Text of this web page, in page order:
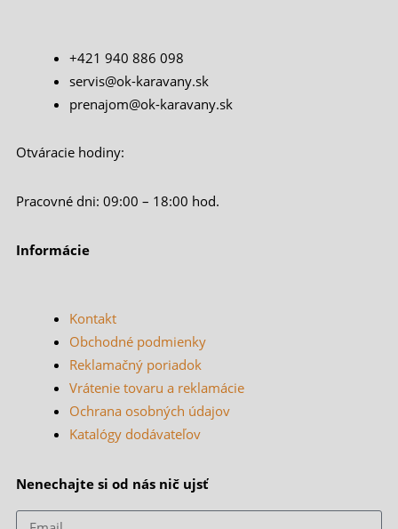
+421 940 886 098
servis@ok-karavany.sk
prenajom@ok-karavany.sk
Otváracie hodiny:
Pracovné dni: 09:00 – 18:00 hod.
Informácie
Kontakt
Obchodné podmienky
Reklamačný poriadok
Vrátenie tovaru a reklamácie
Ochrana osobných údajov
Katalógy dodávateľov
Nenechajte si od nás nič ujsť
Email